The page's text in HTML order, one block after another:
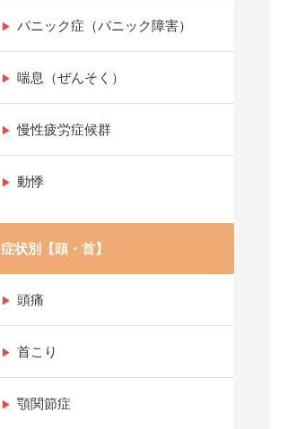
パニック症（パニック障害）
喘息（ぜんそく）
慢性疲労症候群
動悸
症状別【頭・首】
頭痛
首こり
顎関節症